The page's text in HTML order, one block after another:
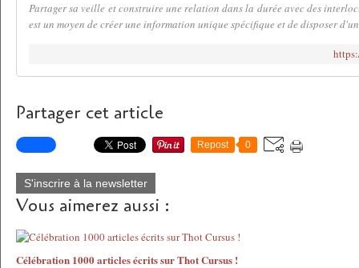
Partager sa veille et construire une relation dans la durée avec des
est un moyen de créer une information unique spécifique et de disposer
Partager cet article
Repost 0
S'inscrire à la newsletter
Vous aimerez aussi :
Célébration 1000 articles écrits sur Thot Cursus !